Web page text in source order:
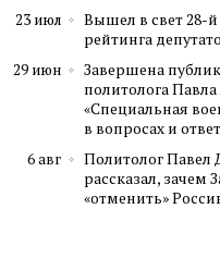
23 июл
Вышел в свет 28-
рейтинга
29 июн
Завершена
политолога
«Специальная
в вопросах и
6 авг
Политолог Павел
рассказал, зачем
«отменить»